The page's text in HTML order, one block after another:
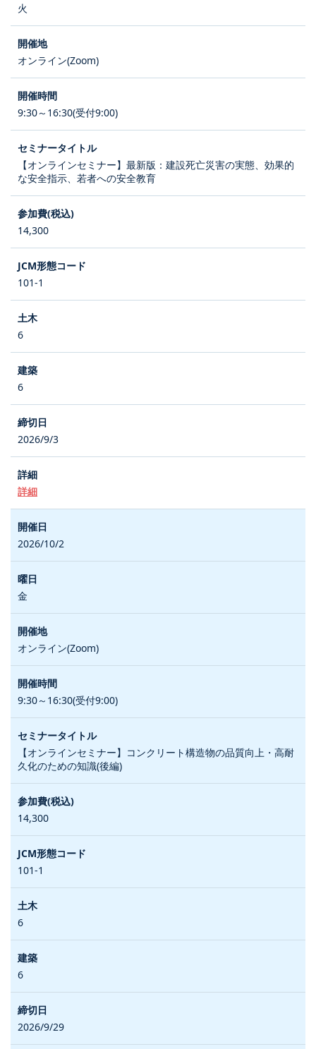
火
オンライン(Zoom)
9:30～16:30(受付9:00)
【オンラインセミナー】最新版：建設死亡災害の実態、効果的
な安全指示、若者への安全教育
14,300
101-1
6
6
2026/9/3
詳細
2026/10/2
金
オンライン(Zoom)
9:30～16:30(受付9:00)
【オンラインセミナー】コンクリート構造物の品質向上・高耐
久化のための知識(後編)
14,300
101-1
6
6
2026/9/29